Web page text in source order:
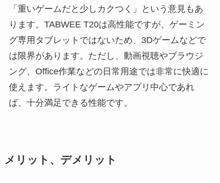
「重いゲームだと少しカクつく」という意見もあ
ります。TABWEE T20は高性能ですが、ゲーミン
グ専用タブレットではないため、3Dゲームなどで
は限界があります。ただし、動画視聴やブラウジ
ング、Office作業などの日常用途では非常に快適に
使えます。ライトなゲームやアプリ中心であれ
ば、十分満足できる性能です。
メリット、デメリット